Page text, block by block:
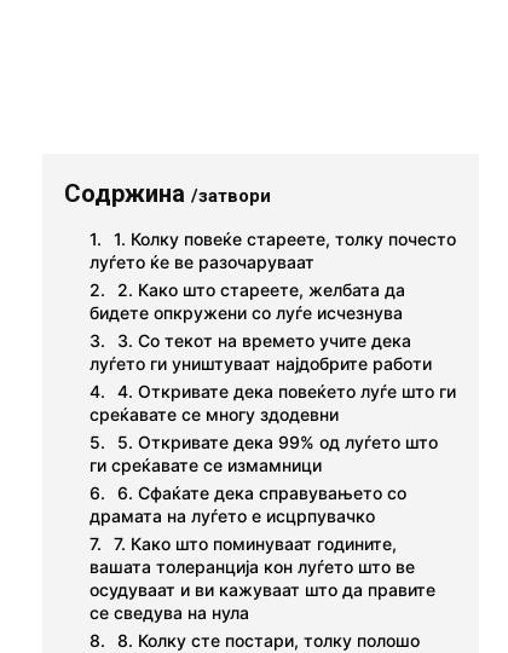
Содржина/затвори
1. Колку повеќе стареете, толку почесто
луѓето ќе ве разочаруваат
2. Како што стареете, желбата да
бидете опкружени со луѓе исчезнува
3. Со текот на времето учите дека
луѓето ги уништуваат најдобрите работи
4. Откривате дека повеќето луѓе што ги
среќавате се многу здодевни
5. Откривате дека 99% од луѓето што
ги среќавате се измамници
6. Сфаќате дека справувањето со
драмата на луѓето е исцрпувачко
7. Како што поминуваат годините,
вашата толеранција кон луѓето што ве
осудуваат и ви кажуваат што да правите
се сведува на нула
8. Колку сте постари, толку полошо